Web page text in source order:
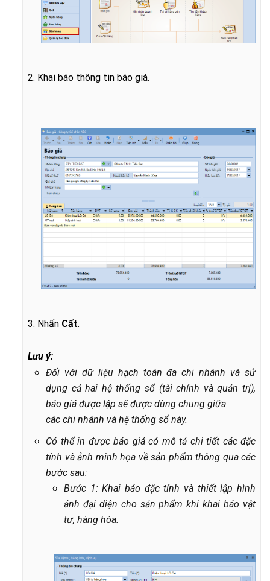
2. Khai báo thông tin báo giá.
3. Nhấn Cất.
Lưu ý:
Đối với dữ liệu hạch toán đa chi nhánh và sử
dụng cả hai hệ thống sổ (tài chính và quản trị),
báo giá được lập sẽ được dùng chung giữa
các chi nhánh và hệ thống sổ này.
Có thể in được báo giá có mô tả chi tiết các đặc
tính và ảnh minh họa về sản phẩm thông qua các
bước sau:
Bước 1: Khai báo đặc tính và thiết lập hình
ảnh đại diện cho sản phẩm khi khai báo vật
tư, hàng hóa.